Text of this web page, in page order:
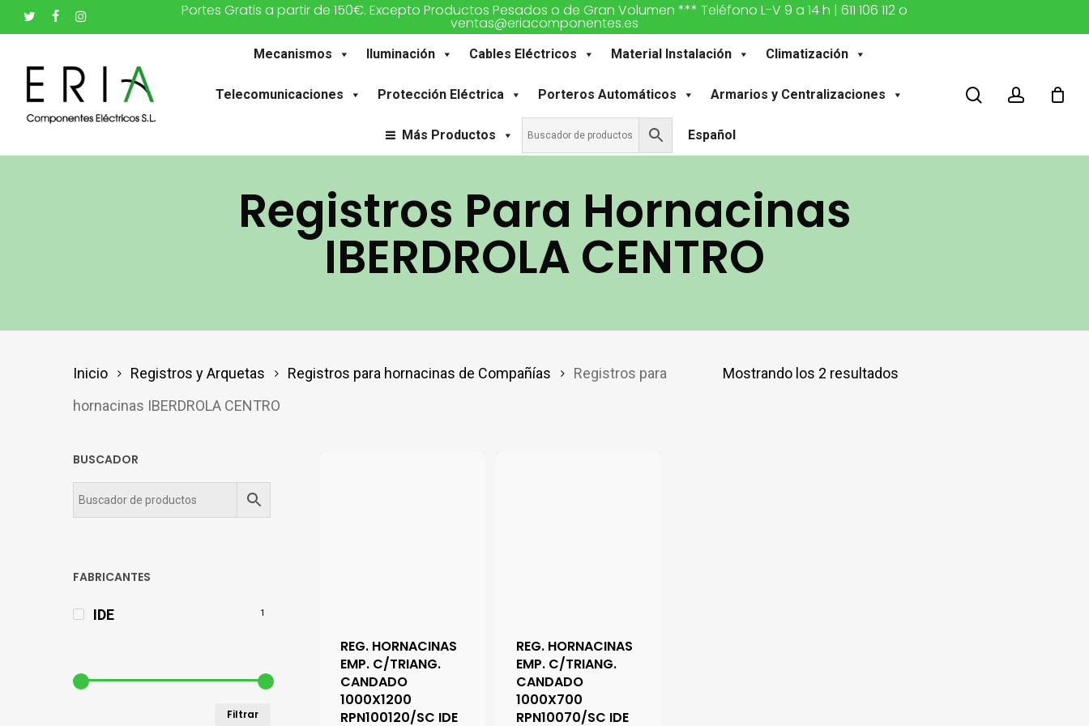
Saltar
al
contenido
principal
twitter facebookinstagram Portes Gratis a partir de 150€. Excepto Productos Pesados o de Gran Volumen *** Teléfono L-V 9 a 14 h | 611 106 112 o
ventas@eriacomponentes.es
Mecanismos Iluminación Cables Eléctricos Material Instalación Climatización
Telecomunicaciones Protección Eléctrica Porteros Automáticos Armarios y Centralizaciones
Más Productos Español
buscaraccount
Registros Para Hornacinas
IBERDROLA CENTRO
Mostrando los 2 resultados
Inicio Registros y Arquetas Registros para hornacinas de Compañías
Registros para
hornacinas IBERDROLA CENTRO
BUSCADOR
FABRICANTES
IDE 1
Filtrar
REG. HORNACINAS
EMP. C/TRIANG.
CANDADO
1000X1200
RPN100120/SC IDE
REG. HORNACINAS
EMP. C/TRIANG.
CANDADO
1000X700
RPN10070/SC IDE